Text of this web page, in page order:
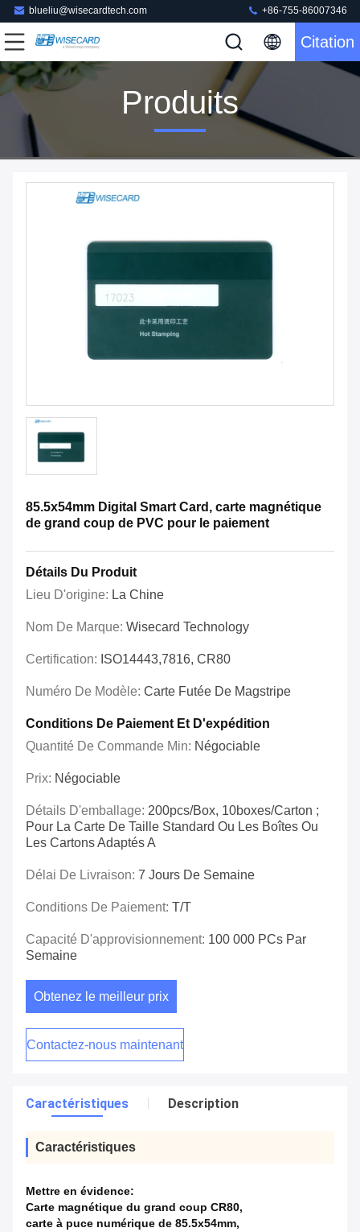
blueliu@wisecardtech.com +86-755-86007346
Citation
Produits
85.5x54mm Digital Smart Card, carte magnétique
de grand coup de PVC pour le paiement
Détails Du Produit
Lieu D'origine: La Chine
Nom De Marque: Wisecard Technology
Certification: ISO14443,7816, CR80
Numéro De Modèle: Carte Futée De Magstripe
Conditions De Paiement Et D'expédition
Quantité De Commande Min: Négociable
Prix: Négociable
Détails D'emballage: 200pcs/box, 10boxes/carton ;
Pour La Carte De Taille Standard Ou Les Boîtes Ou
Les Cartons Adaptés A
Délai De Livraison: 7 Jours De Semaine
Conditions De Paiement: T/T
Capacité D'approvisionnement: 100 000 PCs Par
Semaine
Obtenez le meilleur prix
Contactez-nous maintenant
Caractéristiques Description
Caractéristiques
Mettre en évidence:
Carte magnétique du grand coup CR80,
carte à puce numérique de 85.5x54mm,